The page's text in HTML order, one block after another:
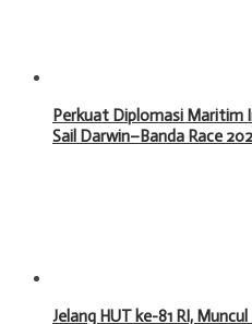
Perkuat Diplomasi Maritim
Sail Darwin–Banda Race
Jelang HUT ke-81 RI,